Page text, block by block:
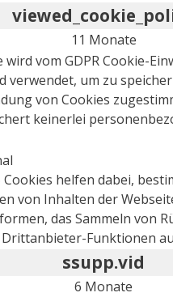
11 Monate
wird vom GDPR Cookie-
verwendet, um zu
von Cookies
keinerlei
helfen dabei,
von Inhalten der
das Sammeln von
Funktionen
ssupp.vid
6 Monate